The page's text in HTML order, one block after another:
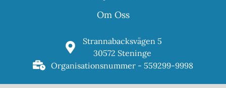
Om Oss
Strannabacksvägen 5
30572 Steninge
Organisationsnummer - 559299-9998